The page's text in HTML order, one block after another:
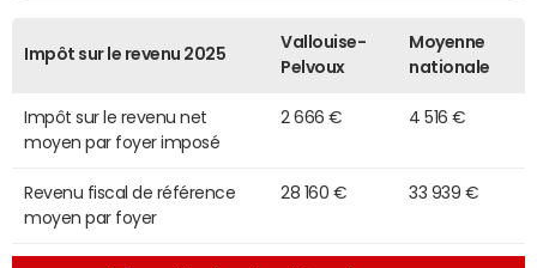
Impôt sur le revenu 2025
Vallouise-
Pelvoux
Moyenne
nationale
Impôt sur le revenu net
moyen par foyer imposé
2 666 € 4 516 €
Revenu fiscal de référence
moyen par foyer
28 160 € 33 939 €